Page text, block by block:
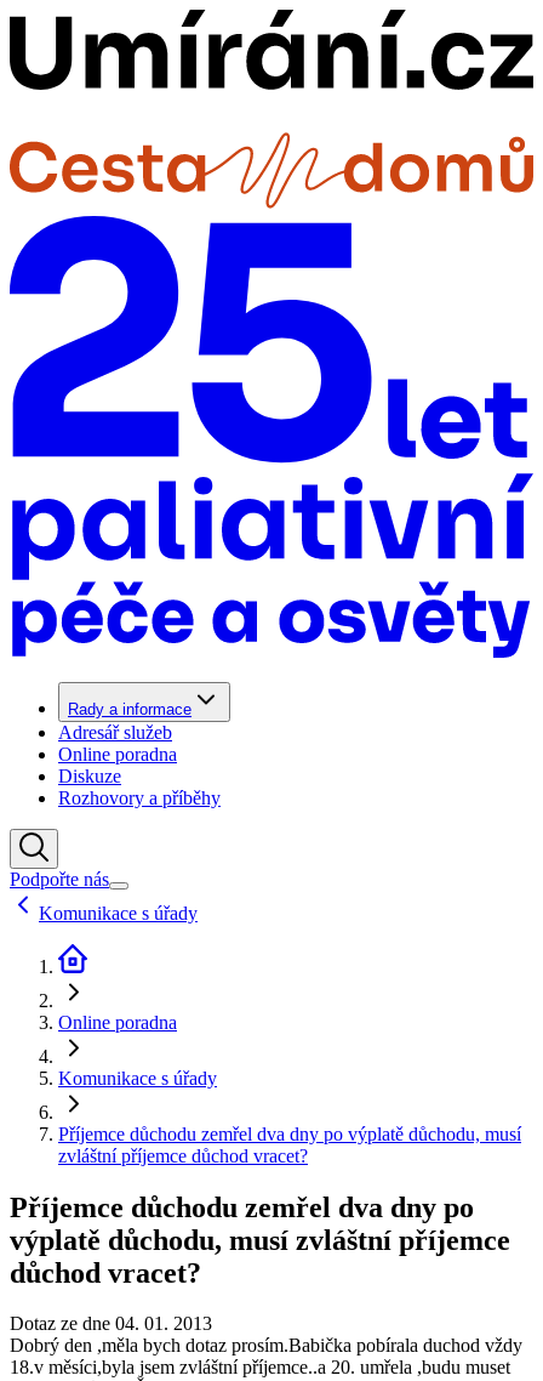
Rady a informace
Adresář služeb
Online poradna
Diskuze
Rozhovory a příběhy
Podpořte nás
Komunikace s úřady
Online poradna
Komunikace s úřady
Příjemce důchodu zemřel dva dny po výplatě důchodu, musí
zvláštní příjemce důchod vracet?
Příjemce důchodu zemřel dva dny po
výplatě důchodu, musí zvláštní příjemce
důchod vracet?
Dotaz ze dne 04. 01. 2013
Dobrý den ,měla bych dotaz prosím.Babička pobírala duchod vždy
18.v měsíci,byla jsem zvláštní příjemce..a 20. umřela ,budu muset